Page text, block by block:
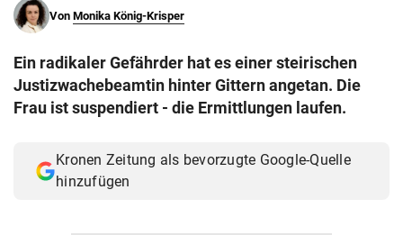
search
eingeben
© Krone Multimedia GmbH & Co KG 2026
Muthgasse 2, 1190 Wien
Von Monika König-Krisper
Ein radikaler Gefährder hat es einer steirischen
Justizwachebeamtin hinter Gittern angetan. Die
Frau ist suspendiert - die Ermittlungen laufen.
Kronen Zeitung als bevorzugte Google-Quelle
hinzufügen